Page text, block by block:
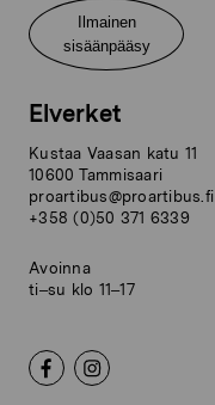
Ilmainen
sisäänpääsy
Elverket
Kustaa Vaasan katu 11
10600 Tammisaari
proartibus@proartibus.fi
+358 (0)50 371 6339
Avoinna
ti–su klo 11–17